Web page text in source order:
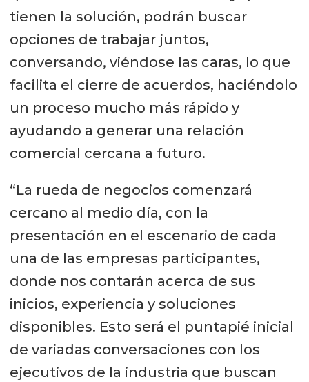
tienen la solución, podrán buscar
opciones de trabajar juntos,
conversando, viéndose las caras, lo que
facilita el cierre de acuerdos, haciéndolo
un proceso mucho más rápido y
ayudando a generar una relación
comercial cercana a futuro.
“La rueda de negocios comenzará
cercano al medio día, con la
presentación en el escenario de cada
una de las empresas participantes,
donde nos contarán acerca de sus
inicios, experiencia y soluciones
disponibles. Esto será el puntapié inicial
de variadas conversaciones con los
ejecutivos de la industria que buscan